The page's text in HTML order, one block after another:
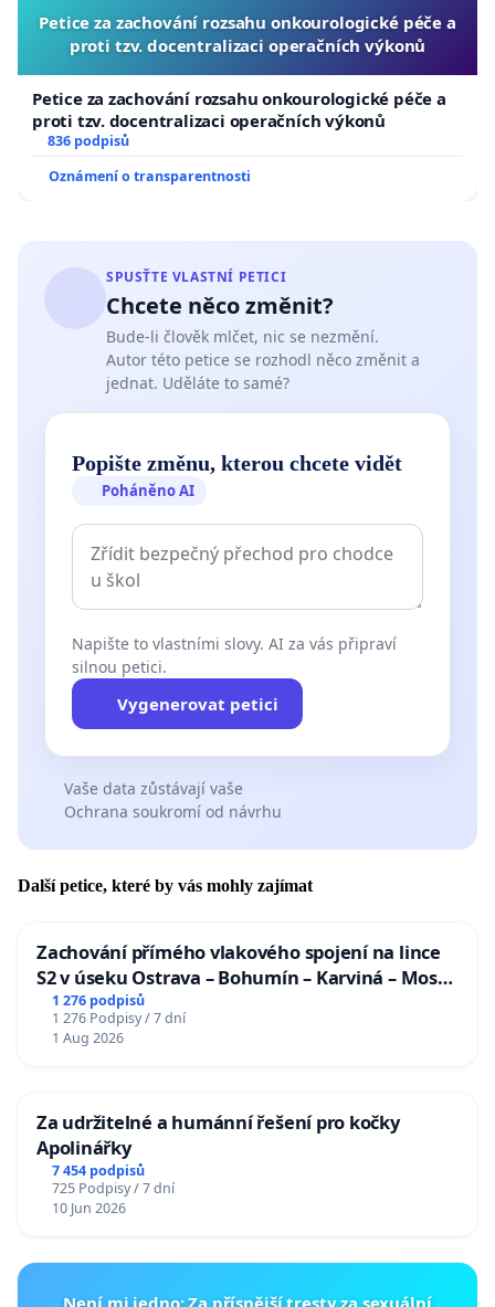
Petice za zachování rozsahu onkourologické péče a
proti tzv. docentralizaci operačních výkonů
Petice za zachování rozsahu onkourologické péče a
proti tzv. docentralizaci operačních výkonů
836 podpisů
Oznámení o transparentnosti
SPUSŤTE VLASTNÍ PETICI
Chcete něco změnit?
Bude-li člověk mlčet, nic se nezmění.
Autor této petice se rozhodl něco změnit a
jednat. Uděláte to samé?
Popište změnu, kterou chcete vidět
Poháněno AI
Napište to vlastními slovy. AI za vás připraví
silnou petici.
Vygenerovat petici
Vaše data zůstávají vaše
Ochrana soukromí od návrhu
Další petice, které by vás mohly zajímat
Zachování přímého vlakového spojení na lince
S2 v úseku Ostrava – Bohumín – Karviná – Mosty
u Jablunkova
1 276 podpisů
1 276 Podpisy / 7 dní
1 Aug 2026
Za udržitelné a humánní řešení pro kočky
Apolinářky
7 454 podpisů
725 Podpisy / 7 dní
10 Jun 2026